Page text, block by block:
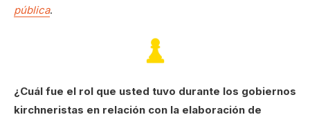
pública.
¿Cuál fue el rol que usted tuvo durante los gobiernos
kirchneristas en relación con la elaboración de